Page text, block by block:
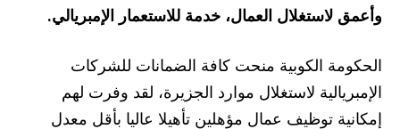
وأعمق لاستغلال العمال، خدمة للاستعمار الإمبريالي.
الحكومة الكوبية منحت كافة الضمانات للشركات
الإمبريالية لاستغلال موارد الجزيرة، لقد وفرت لهم
إمكانية توظيف عمال مؤهلين تأهيلا عاليا بأقل معدل